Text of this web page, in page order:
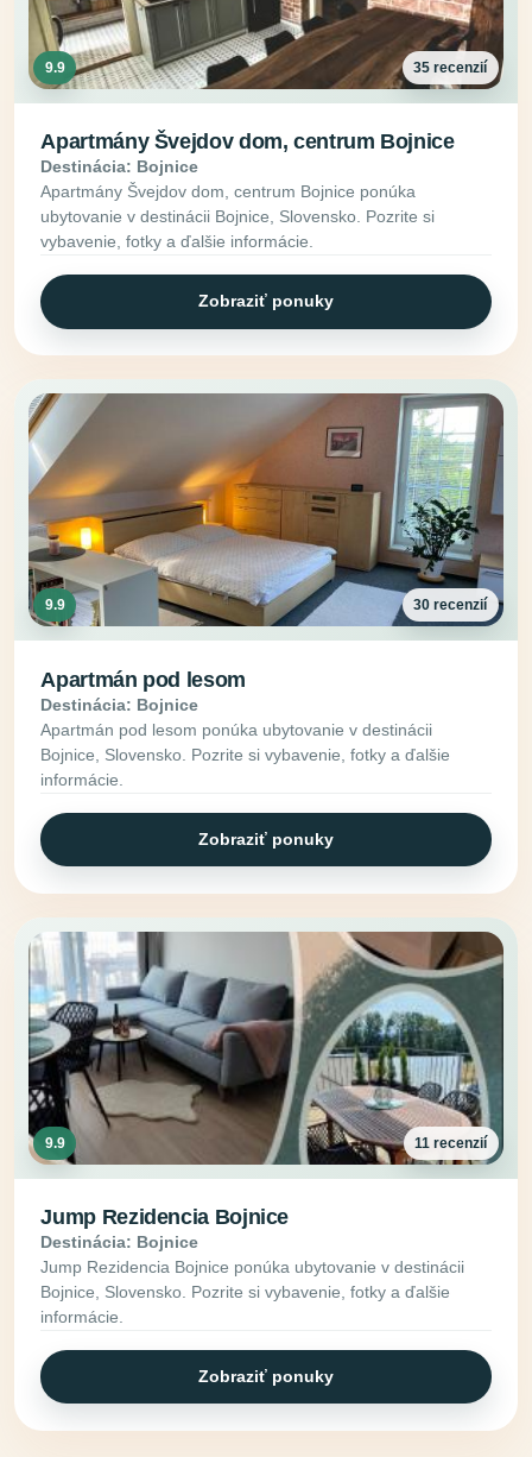
9.9 35 recenzií
Apartmány Švejdov dom, centrum Bojnice
Destinácia: Bojnice
Apartmány Švejdov dom, centrum Bojnice ponúka
ubytovanie v destinácii Bojnice, Slovensko. Pozrite si
vybavenie, fotky a ďalšie informácie.
Zobraziť ponuky
9.9 30 recenzií
Apartmán pod lesom
Destinácia: Bojnice
Apartmán pod lesom ponúka ubytovanie v destinácii
Bojnice, Slovensko. Pozrite si vybavenie, fotky a ďalšie
informácie.
Zobraziť ponuky
9.9 11 recenzií
Jump Rezidencia Bojnice
Destinácia: Bojnice
Jump Rezidencia Bojnice ponúka ubytovanie v destinácii
Bojnice, Slovensko. Pozrite si vybavenie, fotky a ďalšie
informácie.
Zobraziť ponuky